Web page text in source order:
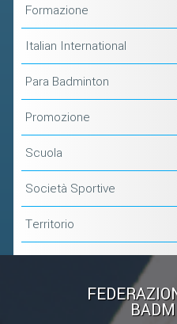
Formazione
Italian International
Para Badminton
Promozione
Scuola
Società Sportive
Territorio